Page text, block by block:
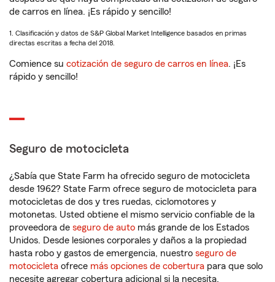
de carros en línea. ¡Es rápido y sencillo!
1. Clasificación y datos de S&P Global Market Intelligence basados en primas
directas escritas a fecha del 2018.
Comience su cotización de seguro de carros en línea. ¡Es
rápido y sencillo!
Seguro de motocicleta
¿Sabía que State Farm ha ofrecido seguro de motocicleta
desde 1962? State Farm ofrece seguro de motocicleta para
motocicletas de dos y tres ruedas, ciclomotores y
motonetas. Usted obtiene el mismo servicio confiable de la
proveedora de seguro de auto más grande de los Estados
Unidos. Desde lesiones corporales y daños a la propiedad
hasta robo y gastos de emergencia, nuestro seguro de
motocicleta ofrece más opciones de cobertura para que solo
necesite agregar cobertura adicional si la necesita.